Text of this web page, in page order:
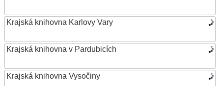
Krajská knihovna Karlovy Vary
Krajská knihovna v Pardubicích
Krajská knihovna Vysočiny